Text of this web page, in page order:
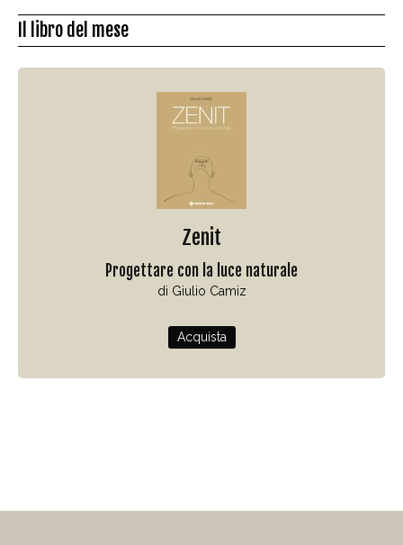
Il libro del mese
Zenit
Progettare con la luce naturale
di Giulio Camiz
Acquista